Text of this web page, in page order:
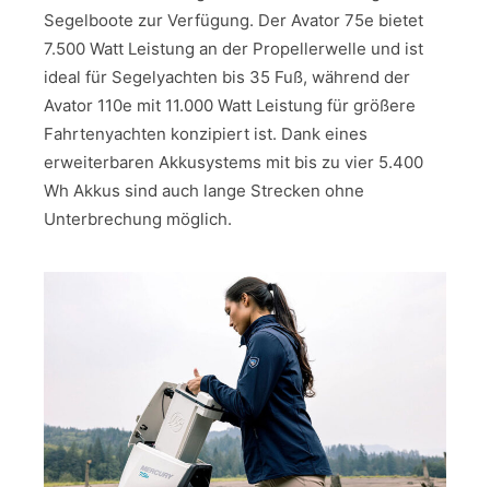
Segelboote zur Verfügung. Der Avator 75e bietet
7.500 Watt Leistung an der Propellerwelle und ist
ideal für Segelyachten bis 35 Fuß, während der
Avator 110e mit 11.000 Watt Leistung für größere
Fahrtenyachten konzipiert ist. Dank eines
erweiterbaren Akkusystems mit bis zu vier 5.400
Wh Akkus sind auch lange Strecken ohne
Unterbrechung möglich.